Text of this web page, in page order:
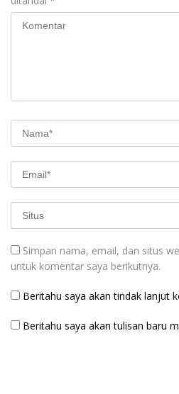
Simpan nama, email, dan situs
untuk komentar saya berikutnya.
Beritahu saya akan tindak lanjut
Beritahu saya akan tulisan baru